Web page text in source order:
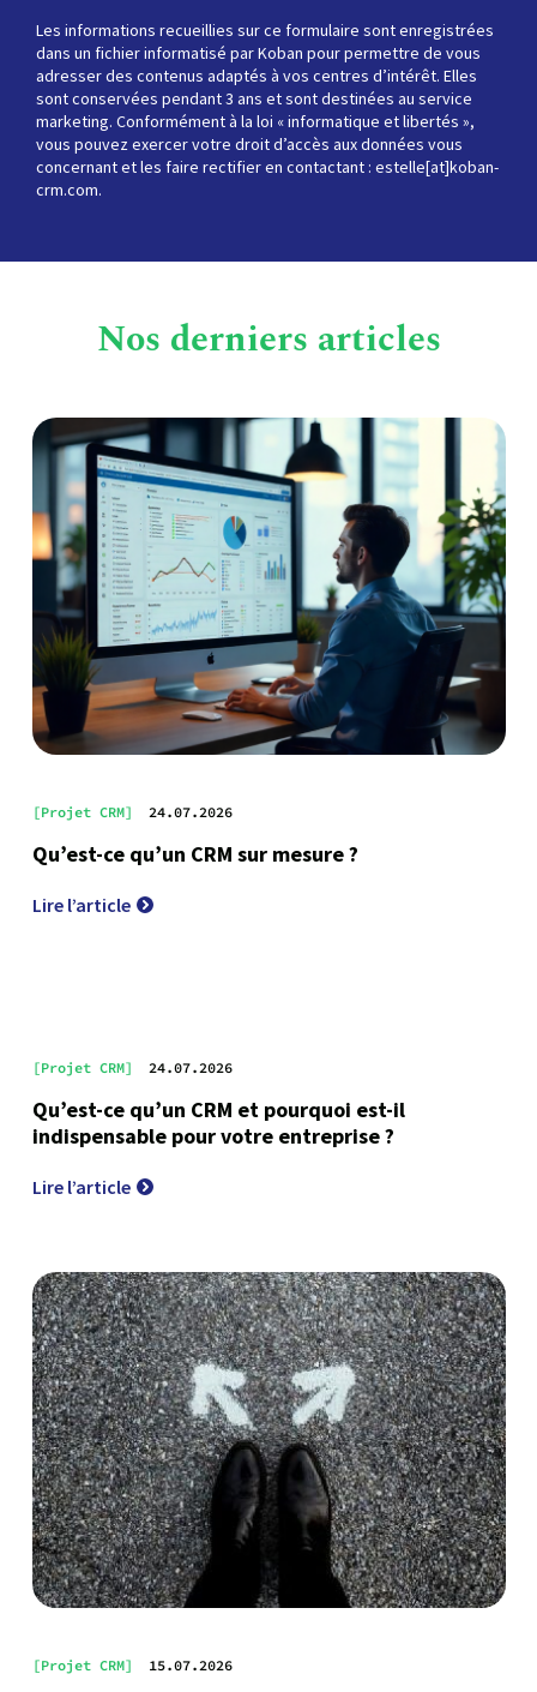
Les informations recueillies sur ce formulaire sont enregistrées
dans un fichier informatisé par Koban pour permettre de vous
adresser des contenus adaptés à vos centres d’intérêt. Elles
sont conservées pendant 3 ans et sont destinées au service
marketing. Conformément à la loi « informatique et libertés »,
vous pouvez exercer votre droit d’accès aux données vous
concernant et les faire rectifier en contactant : estelle[at]koban-
crm.com.
Nos derniers articles
[Projet CRM] 24.07.2026
Qu’est-ce qu’un CRM sur mesure ?
Lire l’article
[Projet CRM] 24.07.2026
Qu’est-ce qu’un CRM et pourquoi est-il
indispensable pour votre entreprise ?
Lire l’article
[Projet CRM] 15.07.2026